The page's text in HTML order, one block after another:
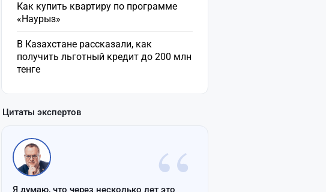
Как купить квартиру по программе
«Наурыз»
В Казахстане рассказали, как
получить льготный кредит до 200 млн
тенге
Цитаты экспертов
Я думаю, что через несколько лет это